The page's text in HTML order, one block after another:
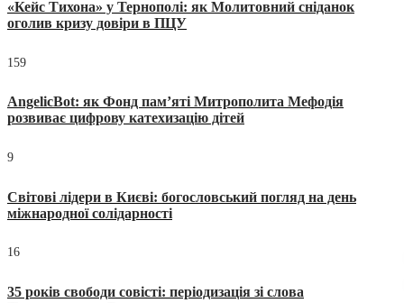
«Кейс Тихона» у Тернополі: як Молитовний сніданок
оголив кризу довіри в ПЦУ
159
AngelicBot: як Фонд пам’яті Митрополита Мефодія
розвиває цифрову катехизацію дітей
9
Світові лідери в Києві: богословський погляд на день
міжнародної солідарності
16
35 років свободи совісті: періодизація зі слова